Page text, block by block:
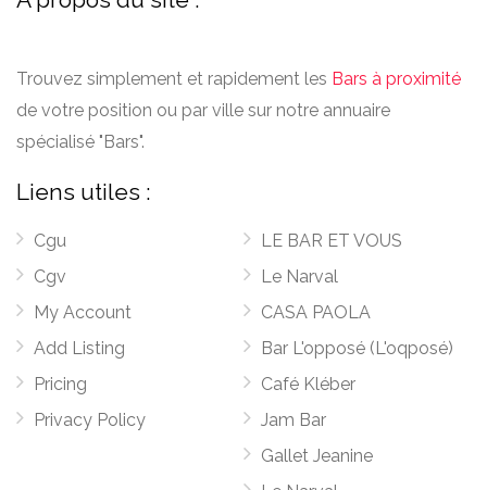
Trouvez simplement et rapidement les Bars à proximité
de votre position ou par ville sur notre annuaire
spécialisé "Bars".
Liens utiles :
Cgu
Cgv
My Account
Add Listing
Pricing
Privacy Policy
LE BAR ET VOUS
Le Narval
CASA PAOLA
Bar L'opposé (L'oqposé)
Café Kléber
Jam Bar
Gallet Jeanine